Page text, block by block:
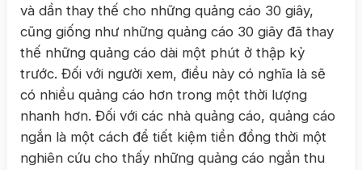
và dần thay thế cho những quảng cáo 30 giây,
cũng giống như những quảng cáo 30 giây đã thay
thế những quảng cáo dài một phút ở thập kỷ
trước. Đối với người xem, điều này có nghĩa là sẽ
có nhiều quảng cáo hơn trong một thời lượng
nhanh hơn. Đối với các nhà quảng cáo, quảng cáo
ngắn là một cách để tiết kiệm tiền đồng thời một
nghiên cứu cho thấy những quảng cáo ngắn thu